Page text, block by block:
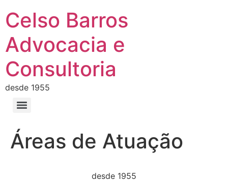
Celso Barros
Advocacia e
Consultoria
desde 1955
Áreas de Atuação
desde 1955